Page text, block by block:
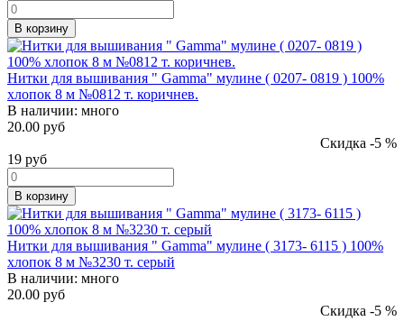
В корзину
Нитки для вышивания " Gamma" мулине ( 0207- 0819 ) 100%
хлопок 8 м №0812 т. коричнев.
В наличии: много
20.00 руб
Скидка -5 %
19 руб
В корзину
Нитки для вышивания " Gamma" мулине ( 3173- 6115 ) 100%
хлопок 8 м №3230 т. серый
В наличии: много
20.00 руб
Скидка -5 %